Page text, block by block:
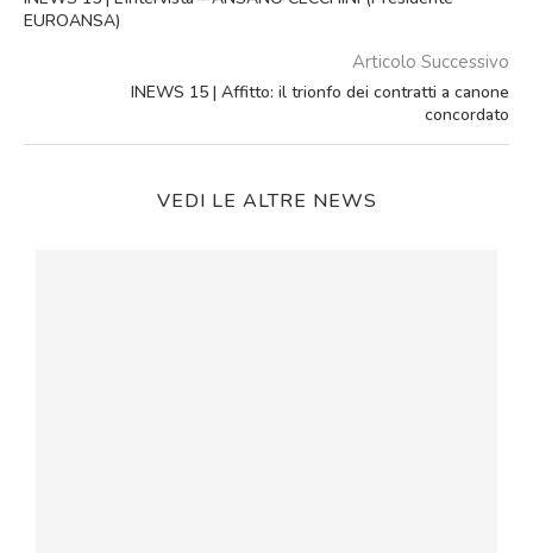
EUROANSA)
Articolo Successivo
INEWS 15 | Affitto: il trionfo dei contratti a canone
concordato
VEDI LE ALTRE NEWS